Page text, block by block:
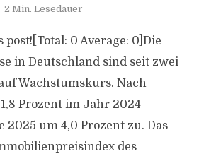
2 Min. Lesedauer
post![Total: 0 Average: 0]Die
in Deutschland sind seit zwei
Wachstumskurs. Nach
Prozent im Jahr 2024
2025 um 4,0 Prozent zu. Das
des